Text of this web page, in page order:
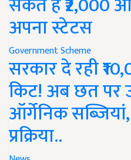
अपना स्टेटस
Government Scheme
सरकार दे रही
किट! अब छत पर
ऑर्गेनिक
प्रक्रिया..